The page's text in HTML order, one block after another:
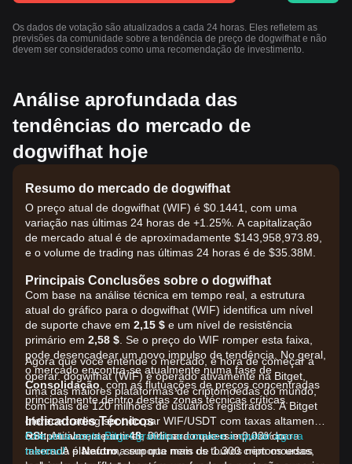
Os dados de votação são atualizados a cada 24 horas. Eles refletem as
previsões da comunidade sobre a tendência de preço de dogwifhat e não
devem ser considerados como uma recomendação de investimento.
Análise aprofundada das
tendências do mercado de
dogwifhat hoje
Resumo do mercado de dogwifhat
O preço atual de dogwifhat (WIF) é $0.1441, com uma
variação nas últimas 24 horas de +1.25%. A capitalização
de mercado atual é de aproximadamente $143,958,973.89,
e o volume de trading nas últimas 24 horas é de $35.38M.
Principais Conclusões sobre o dogwifhat
Com base na análise técnica em tempo real, a estrutura
atual do gráfico para o dogwifhat (WIF) identifica um nível
de suporte chave em 2,15 $ e um nível de resistência
primário em 2,58 $ . Se o preço do WIF romper esta faixa,
pode desencadear um novo impulso de tendência. No geral,
o mercado encontra-se atualmente numa fase de
Consolidação , com as flutuações de preços concentradas
principalmente dentro destas zonas técnicas críticas.
Indicadores Técnicos
RSI:Atualmente em48, indicando que o impulso do
mercado éNeutro, sem que nem os touros nem os ursos
Agora que você entende o mercado, é hora de começar a
operar. dogwifhat (WIF) é operado ativamente na Bitget,
uma das maiores plataformas de criptomoedas do mundo,
com mais de 120 milhões de usuários registrados. A Bitget
oferece trading spot do par WIF/USDT com taxas altamente
competitivas, a partir de 0% para makers e 0,03% para
takers. A plataforma suporta mais de 1.300 criptomoedas,
Crie uma conta Bitget gratuita e comece a operar agora
mesmo!